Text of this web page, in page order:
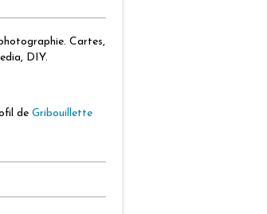
Cartes,
DIY.
de Gribouillette